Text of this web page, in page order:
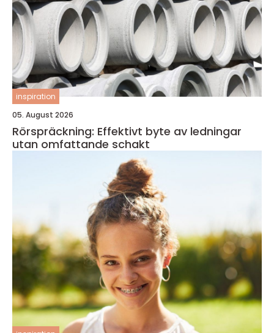
inspiration
05. August 2026
Rörspräckning: Effektivt byte av ledningar
utan omfattande schakt